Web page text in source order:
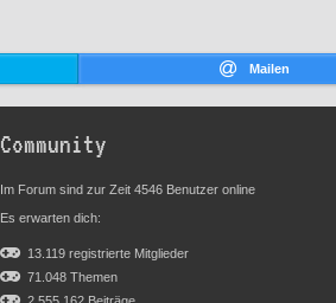
Mailen
Community
Im Forum sind zur Zeit 4546 Benutzer online
Es erwarten dich:
13.119 registrierte Mitglieder
71.048 Themen